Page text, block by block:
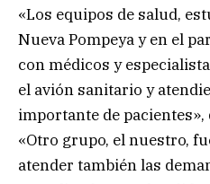
«Los equipos de salud,
Nueva Pompeya y en el
con médicos y
el avión sanitario y
importante de pacientes»,
«Otro grupo, el nuestro,
atender también las